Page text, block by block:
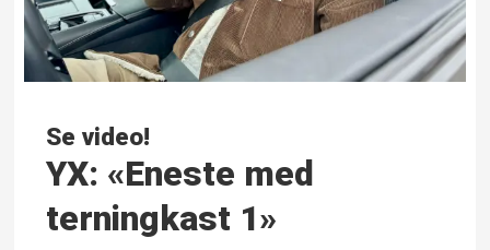
Se video!
YX: «Eneste med
terningkast 1»